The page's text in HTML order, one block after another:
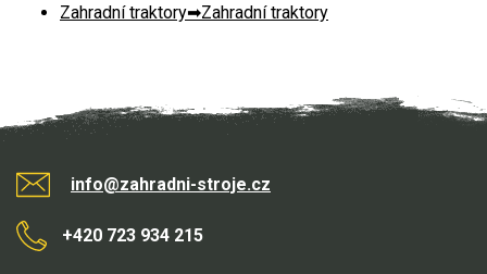
Náhradní díly pro sekačky
Zahradní traktory Zahradní traktory
info@zahradni-stroje.cz
+420 723 934 215